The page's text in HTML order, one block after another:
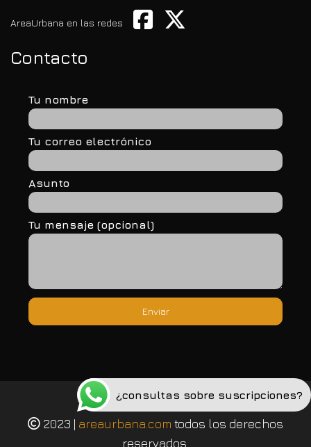
AreaUrbana en las redes
Contacto
Tu nombre
Tu correo electrónico
Asunto
Tu mensaje (opcional)
Política de privacidad
2023 | areaurbana.com todos los derechos
reservados.
¿consultas sobre suscripciones?